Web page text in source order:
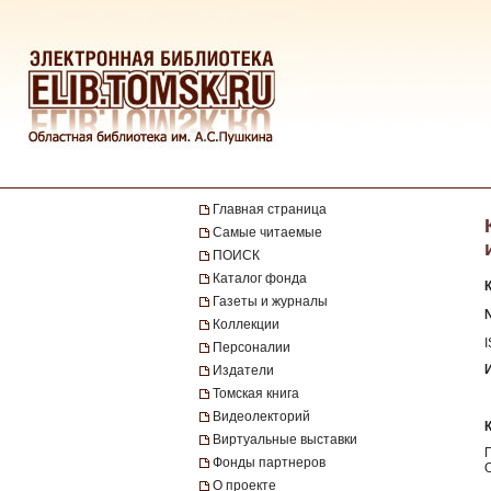
Главная страница
Самые читаемые
ПОИСК
Каталог фонда
Газеты и журналы
Коллекции
Персоналии
Издатели
Томская книга
Видеолекторий
Виртуальные выставки
Фонды партнеров
О проекте